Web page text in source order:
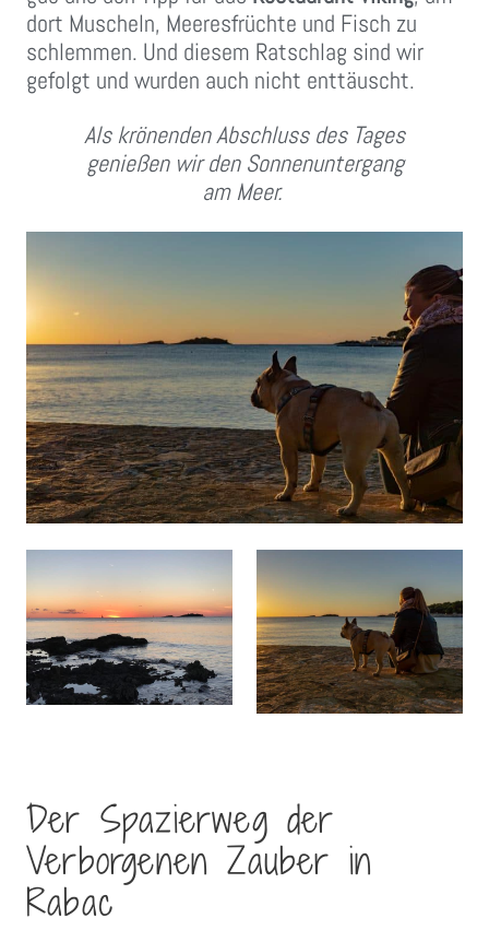
dort Muscheln, Meeresfrüchte und Fisch zu
schlemmen. Und diesem Ratschlag sind wir
gefolgt und wurden auch nicht enttäuscht.
Als krönenden Abschluss des Tages
genießen wir den Sonnenuntergang
am Meer.
Der Spazierweg der
Verborgenen Zauber in
Rabac